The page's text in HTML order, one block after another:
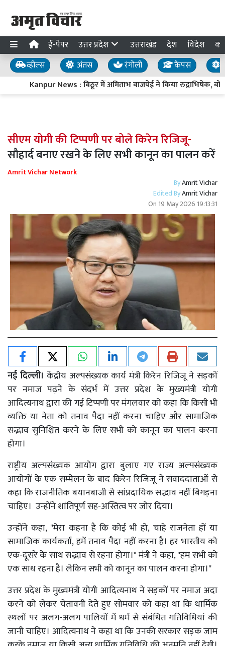
ई-पेपर उत्तर प्रदेश उत्तराखंड देश विदेश
व्हील्स अंतस रंगोली कैंपस
Kanpur News : बिठूर में अमिताभ बाजपेई ने किया रुद्राभिषेक,
सीएम योगी की टिप्पणी पर बोले किरेन रिजिजू-
सौहार्द बनाए रखने के लिए सभी कानून का पालन करें
Amrit Vichar Network
ByAmrit Vichar
Edited ByAmrit Vichar
On 19 May 2026 19:13:31
नई दिल्ली। केंद्रीय अल्पसंख्यक कार्य मंत्री किरेन रिजिजू ने सड़कों
पर नमाज पढ़ने के संदर्भ में उत्तर प्रदेश के मुख्यमंत्री योगी
आदित्यनाथ द्वारा की गई टिप्पणी पर मंगलवार को कहा कि किसी भी
व्यक्ति या नेता को तनाव पैदा नहीं करना चाहिए और सामाजिक
सद्भाव सुनिश्चित करने के लिए सभी को कानून का पालन करना
होगा।
राष्ट्रीय अल्पसंख्यक आयोग द्वारा बुलाए गए राज्य अल्पसंख्यक
आयोगों के एक सम्मेलन के बाद किरेन रिजिजू ने संवाददाताओं से
कहा कि राजनीतिक बयानबाजी से सांप्रदायिक सद्भाव नहीं बिगड़ना
चाहिए। उन्होंने शांतिपूर्ण सह-अस्तित्व पर जोर दिया।
उन्होंने कहा, ''मेरा कहना है कि कोई भी हो, चाहे राजनेता हों या
सामाजिक कार्यकर्ता, हमें तनाव पैदा नहीं करना है। हर भारतीय को
एक-दूसरे के साथ सद्भाव से रहना होगा।" मंत्री ने कहा, ''हम सभी को
एक साथ रहना है। लेकिन सभी को कानून का पालन करना होगा।''
उत्तर प्रदेश के मुख्यमंत्री योगी आदित्यनाथ ने सड़कों पर नमाज अदा
करने को लेकर चेतावनी देते हुए सोमवार को कहा था कि धार्मिक
स्थलों पर अलग-अलग पालियों में धर्म से संबंधित गतिविधियां की
जानी चाहिए। आदित्यनाथ ने कहा था कि उनकी सरकार सड़क जाम